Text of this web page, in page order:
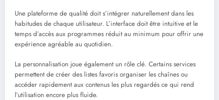
Une plateforme de qualité doit s’intégrer naturellement dans les
habitudes de chaque utilisateur. L’interface doit être intuitive et le
temps d’accès aux programmes réduit au minimum pour offrir une
expérience agréable au quotidien.
La personnalisation joue également un rôle clé. Certains services
permettent de créer des listes favoris organiser les chaînes ou
accéder rapidement aux contenus les plus regardés ce qui rend
l’utilisation encore plus fluide.